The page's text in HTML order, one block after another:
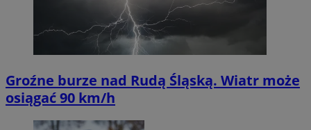
Groźne burze nad Rudą Śląską. Wiatr może
osiągać 90 km/h